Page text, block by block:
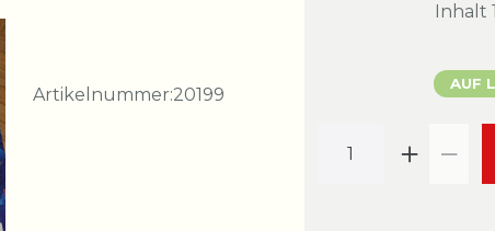
Artikelnummer:20199
Inhalt 1
AUF